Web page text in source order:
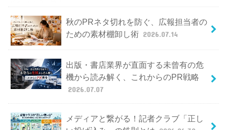
秋のPRネタ切れを防ぐ、広報担当者の
ための素材棚卸し術 2026.07.14
出版・書店業界が直面する未曾有の危
機から読み解く、これからのPR戦略
2026.07.07
メディアと繋がる！記者クラブ「正し